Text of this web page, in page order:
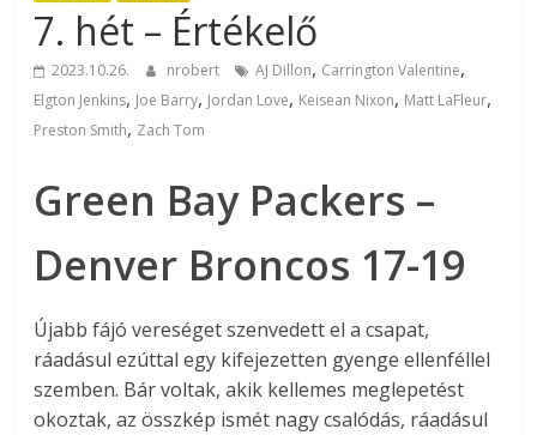
7. hét – Értékelő
2023.10.26. nrobert AJ Dillon, Carrington Valentine,
Elgton Jenkins, Joe Barry, Jordan Love, Keisean Nixon, Matt LaFleur,
Preston Smith, Zach Tom
Green Bay Packers –
Denver Broncos 17-19
Újabb fájó vereséget szenvedett el a csapat,
ráadásul ezúttal egy kifejezetten gyenge ellenféllel
szemben. Bár voltak, akik kellemes meglepetést
okoztak, az összkép ismét nagy csalódás, ráadásul